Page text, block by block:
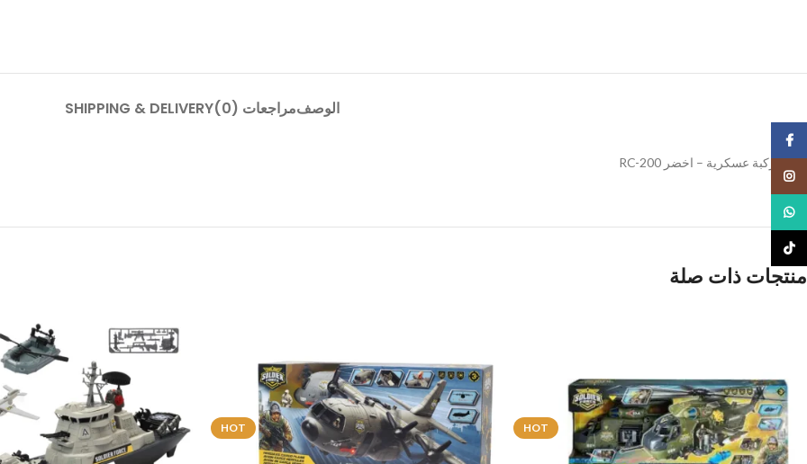
الوصفمراجعات (0) SHIPPING & DELIVERY
لعبة مركبة عسكرية – اخضر RC-200
منتجات ذات صلة
HOT
HOT
Instagram